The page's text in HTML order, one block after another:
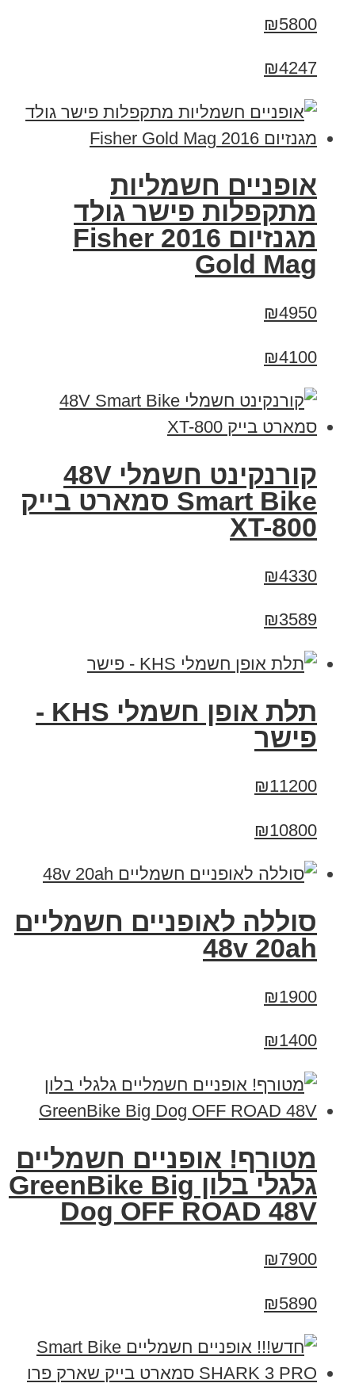
₪5800
₪4247
אופניים חשמליות
מתקפלות פישר גולד
מגנזיום 2016 Fisher
Gold Mag
₪4950
₪4100
קורנקינט חשמלי 48V
Smart Bike סמארט בייק
XT-800
₪4330
₪3589
תלת אופן חשמלי KHS -
פישר
₪11200
₪10800
סוללה לאופניים חשמליים
48v 20ah
₪1900
₪1400
מטורף! אופניים חשמליים
גלגלי בלון GreenBike Big
Dog OFF ROAD 48V
₪7900
₪5890